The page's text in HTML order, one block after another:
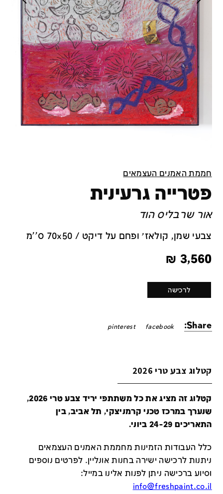
חממת האמנים העצמאים
פטרייה גרעינית
אור שרבליס הוד
צבעי שמן, קולאז׳ ופחם על דיקט / 70x50 ס''מ
3,560
₪
לרכישה
Share:
facebook
pinterest
קטלוג צבע טרי 2026
קטלוג זה מציג את כל משתתפי יריד צבע טרי 2026,
שנערך במרכז טכני קרמניצקי, תל אביב, בין
התאריכים 24-29 ביוני.
כלל העבודות הזמינות מחממת האמנים העצמאים
ניתנות לרכישה ישירה בחנות אונליין. לפרטים נוספים
וסיוע ברכישה ניתן לפנות אלינו במייל:
info@freshpaint.co.il